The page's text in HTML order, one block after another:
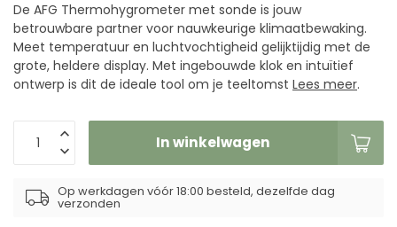
De AFG Thermohygrometer met sonde is jouw
betrouwbare partner voor nauwkeurige klimaatbewaking.
Meet temperatuur en luchtvochtigheid gelijktijdig met de
grote, heldere display. Met ingebouwde klok en intuïtief
ontwerp is dit de ideale tool om je teeltomst Lees meer.
In winkelwagen
Op werkdagen vóór 18:00 besteld, dezelfde dag
verzonden